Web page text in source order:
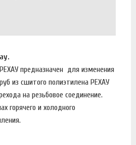
предназначен для изменения
из сшитого полиэтилена РЕХАУ
на резьбовое соединение.
горячего и холодного